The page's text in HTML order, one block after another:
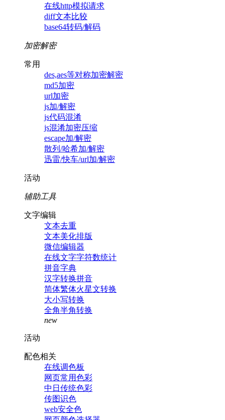
在线http模拟请求
diff文本比较
base64转码/解码
加密解密
常用
des,aes等对称加密解密
md5加密
url加密
js加/解密
js代码混淆
js混淆加密压缩
escape加/解密
散列/哈希加/解密
迅雷/快车/url加/解密
活动
辅助工具
文字编辑
文本去重
文本美化排版
微信编辑器
在线文字字符数统计
拼音字典
汉字转换拼音
简体繁体火星文转换
大小写转换
全角半角转换
new
活动
配色相关
在线调色板
网页常用色彩
中日传统色彩
传图识色
web安全色